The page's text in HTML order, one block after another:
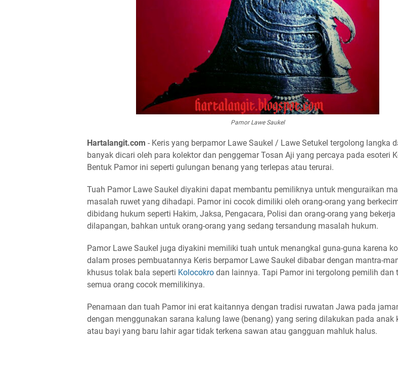
Pamor Lawe Saukel
Hartalangit.com - Keris yang berpamor Lawe Saukel / Lawe Setukel tergolong langka
banyak dicari oleh para kolektor dan penggemar Tosan Aji yang percaya pada esoteri
Bentuk Pamor ini seperti gulungan benang yang terlepas atau terurai.
Tuah Pamor Lawe Saukel diyakini dapat membantu pemiliknya untuk menguraikan
masalah ruwet yang dihadapi. Pamor ini cocok dimiliki oleh orang-orang yang
dibidang hukum seperti Hakim, Jaksa, Pengacara, Polisi dan orang-orang yang bekerja
dilapangan, bahkan untuk orang-orang yang sedang tersandung masalah hukum.
Pamor Lawe Saukel juga diyakini memiliki tuah untuk menangkal guna-guna karena
dalam proses pembuatannya Keris berpamor Lawe Saukel dibabar dengan mantra-
khusus tolak bala seperti Kolocokro dan lainnya. Tapi Pamor ini tergolong pemilih dan
semua orang cocok memilikinya.
Penamaan dan tuah Pamor ini erat kaitannya dengan tradisi ruwatan Jawa pada
dengan menggunakan sarana kalung lawe (benang) yang sering dilakukan pada anak
atau bayi yang baru lahir agar tidak terkena sawan atau gangguan mahluk halus.